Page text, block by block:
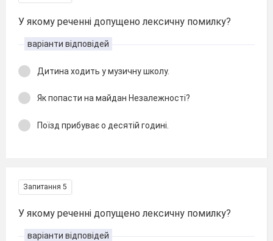
У якому реченні допущено лексичну помилку?
варіанти відповідей
Дитина ходить у музичну школу.
Як попасти на майдан Незалежності?
Поїзд прибуває о десятій годині.
Запитання 5
У якому реченні допущено лексичну помилку?
варіанти відповідей